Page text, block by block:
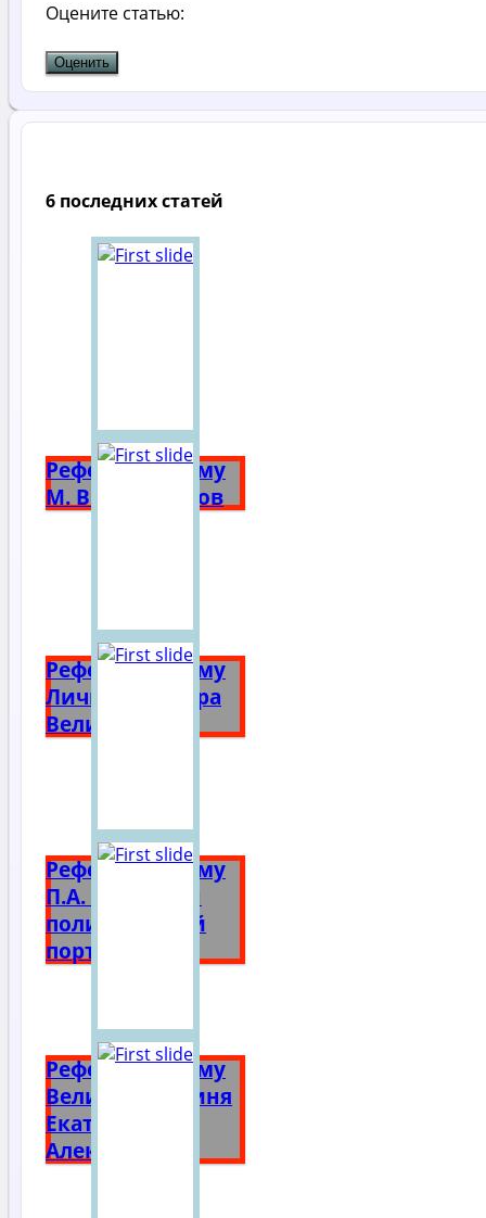
Оцените статью:
6 последних статей
Реферат на тему
М. В. Ломоносов
Реферат на тему
Личность Петра
Великого
Реферат на тему
П.А. Столыпин
политический
портрет
Реферат на тему
Великая княгиня
Екатерина
Алексеевна